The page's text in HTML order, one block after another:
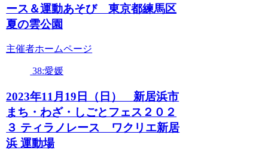
ース＆運動あそび 東京都練馬区
夏の雲公園
主催者ホームページ
38:愛媛
2023年11月19日（日） 新居浜市
まち・わざ・しごとフェス２０２
３ ティラノレース ワクリエ新居
浜 運動場